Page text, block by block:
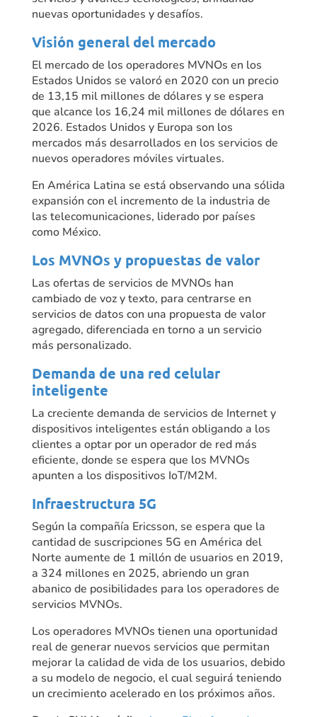
nuevas oportunidades y desafíos.
Visión general del mercado
El mercado de los operadores MVNOs en los
Estados Unidos se valoró en 2020 con un precio
de 13,15 mil millones de dólares y se espera
que alcance los 16,24 mil millones de dólares en
2026. Estados Unidos y Europa son los
mercados más desarrollados en los servicios de
nuevos operadores móviles virtuales.
En América Latina se está observando una sólida
expansión con el incremento de la industria de
las telecomunicaciones, liderado por países
como México.
Los MVNOs y propuestas de valor
Las ofertas de servicios de MVNOs han
cambiado de voz y texto, para centrarse en
servicios de datos con una propuesta de valor
agregado, diferenciada en torno a un servicio
más personalizado.
Demanda de una red celular
inteligente
La creciente demanda de servicios de Internet y
dispositivos inteligentes están obligando a los
clientes a optar por un operador de red más
eficiente, donde se espera que los MVNOs
apunten a los dispositivos IoT/M2M.
Infraestructura 5G
Según la compañía Ericsson, se espera que la
cantidad de suscripciones 5G en América del
Norte aumente de 1 millón de usuarios en 2019,
a 324 millones en 2025, abriendo un gran
abanico de posibilidades para los operadores de
servicios MVNOs.
Los operadores MVNOs tienen una oportunidad
real de generar nuevos servicios que permitan
mejorar la calidad de vida de los usuarios, debido
a su modelo de negocio, el cual seguirá teniendo
un crecimiento acelerado en los próximos años.